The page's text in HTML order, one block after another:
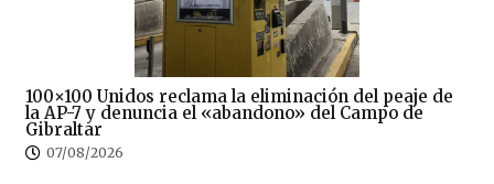
100×100 Unidos reclama la eliminación del peaje de
la AP-7 y denuncia el «abandono» del Campo de
Gibraltar
07/08/2026